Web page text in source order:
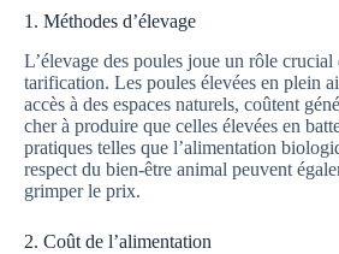
1. Méthodes d’élevage
L’élevage des poules joue un rôle crucial
tarification. Les poules élevées en plein
accès à des espaces naturels, coûtent
cher à produire que celles élevées en
pratiques telles que l’alimentation
respect du bien-être animal peuvent
grimper le prix.
2. Coût de l’alimentation